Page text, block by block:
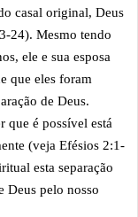
casal original, Deus
24). Mesmo tendo
ele e sua esposa
que eles foram
de Deus.
que é possível está
(veja Efésios 2:1-
esta separação
Deus pelo nosso